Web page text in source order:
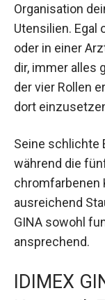
Organisation
Utensilien. Egal
oder in einer
dir, immer alles
der vier Rollen
dort
Seine schlichte
während die
chromfarbenen
ausreichend
GINA sowohl
ansprechend.
IDIMEX